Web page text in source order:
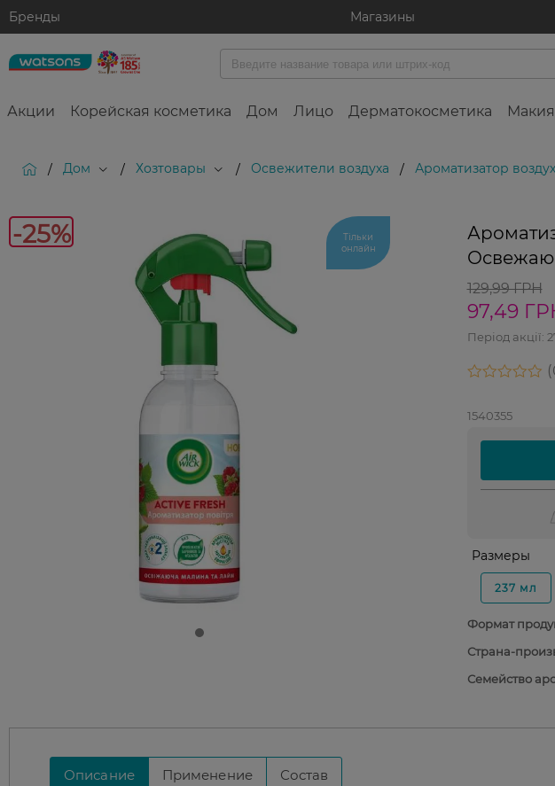
Бренды Магазины
Акции Корейская косметика Дом Лицо Дерматокосметика
/ Дом / Хозтовары / Освежители воздуха / Ароматизатор
-25%
Тільки
онлайн
129,99 ГРН
97,49
Період акції:
1540355
Размеры
237 мл
Формат
Страна-
Семейство
Описание Применение Состав